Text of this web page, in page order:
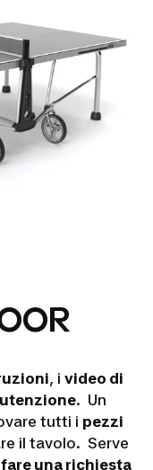
, i video di
. Un
tutti i pezzi
il tavolo. Serve
fare una richiesta